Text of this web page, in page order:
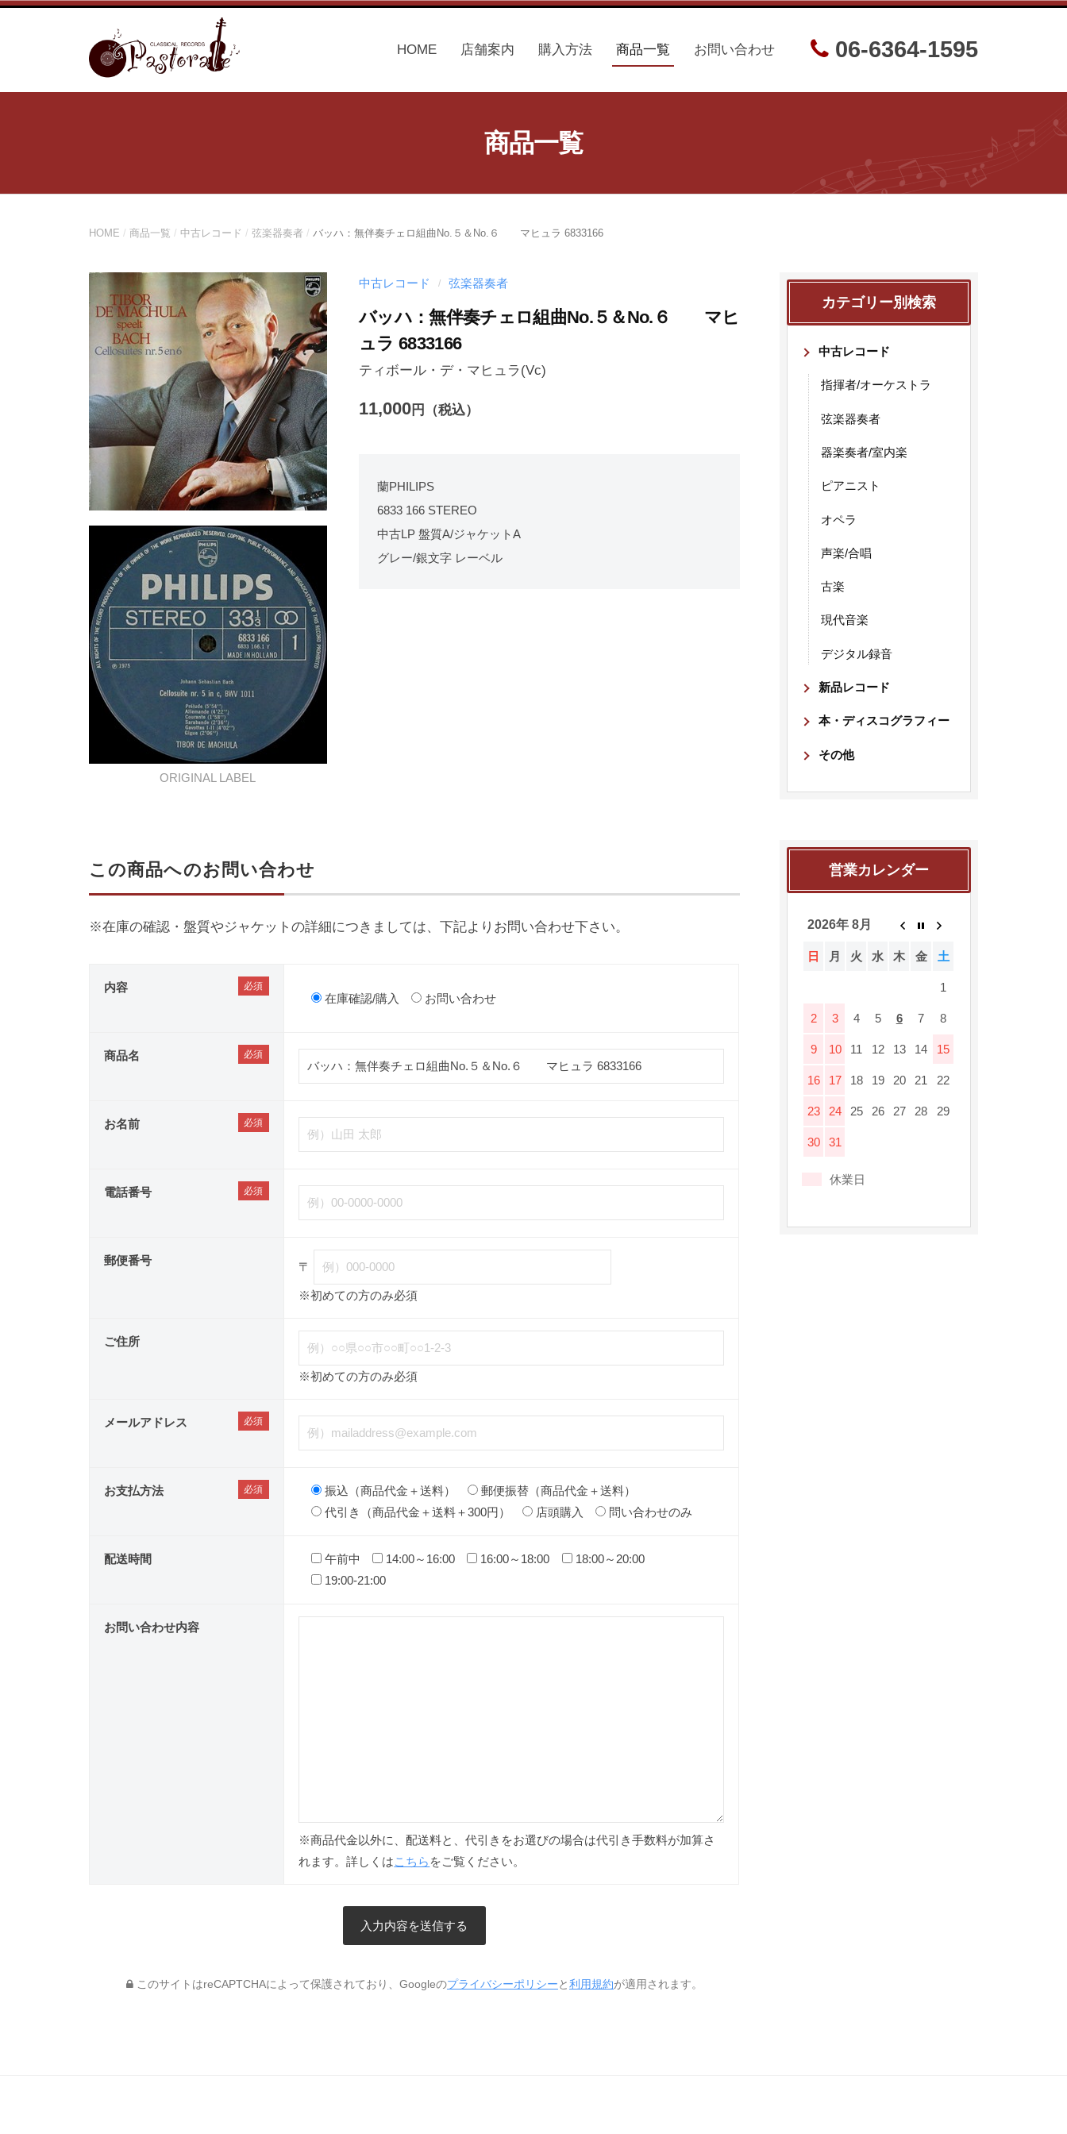
コ
HOME 店舗案内 購入方法 商品一覧 お問い合わせ 06-6364-1595
商品一覧
HOME / 商品一覧 / 中古レコード / 弦楽器奏者 / バッハ：無伴奏チェロ組曲No.５＆No.６ マヒュラ 6833166
中古レコード / 弦楽器奏者
バッハ：無伴奏チェロ組曲No.５＆No.６ マヒ
ュラ 6833166
ティボール・デ・マヒュラ(Vc)
11,000円（税込）
蘭PHILIPS
6833 166 STEREO
中古LP 盤質A/ジャケットA
グレー/銀文字 レーベル
ORIGINAL LABEL
この商品へのお問い合わせ
※在庫の確認・盤質やジャケットの詳細につきましては、下記よりお問い合わせ下さい。
内容
在庫確認/購入
お問い合わせ
商品名
お名前
電話番号
郵便番号 〒
※初めての方のみ必須
ご住所
※初めての方のみ必須
メールアドレス
お支払方法 振込（商品代金＋送料）
郵便振替（商品代金＋送料）
代引き（商品代金＋送料＋300円）
店頭購入 問い合わせのみ
配送時間 午前中 14:00～16:00 16:00～18:00
18:00～20:00
19:00-21:00
お問い合わせ内容
※商品代金以外に、配送料と、代引きをお選びの場合は代引き手数料が加算さ
れます。詳しくはこちら をご覧ください。
このサイトはreCAPTCHAによって保護されており、Googleのプライバシーポリシー と 利用規約が適用されます。
カテゴリー別検索
中古レコード
指揮者/オーケストラ
弦楽器奏者
器楽奏者/室内楽
ピアニスト
オペラ
声楽/合唱
古楽
現代音楽
デジタル録音
新品レコード
本・ディスコグラフィー
その他
営業カレンダー
2026年 8月
日 月 火 水 木 金 土
1
2 3 4 5 6 7 8
9 10 11 12 13 14 15
16 17 18 19 20 21 22
23 24 25 26 27 28 29
30 31
休業日